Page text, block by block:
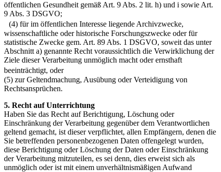
öffentlichen Gesundheit gemäß Art. 9 Abs. 2 lit. h) und i sowie Art.
9 Abs. 3 DSGVO;
(4) für im öffentlichen Interesse liegende Archivzwecke,
wissenschaftliche oder historische Forschungszwecke oder für
statistische Zwecke gem. Art. 89 Abs. 1 DSGVO, soweit das unter
Abschnitt a) genannte Recht voraussichtlich die Verwirklichung der
Ziele dieser Verarbeitung unmöglich macht oder ernsthaft
beeinträchtigt, oder
(5) zur Geltendmachung, Ausübung oder Verteidigung von
Rechtsansprüchen.
5. Recht auf Unterrichtung
Haben Sie das Recht auf Berichtigung, Löschung oder
Einschränkung der Verarbeitung gegenüber dem Verantwortlichen
geltend gemacht, ist dieser verpflichtet, allen Empfängern, denen die
Sie betreffenden personenbezogenen Daten offengelegt wurden,
diese Berichtigung oder Löschung der Daten oder Einschränkung
der Verarbeitung mitzuteilen, es sei denn, dies erweist sich als
unmöglich oder ist mit einem unverhältnismäßigen Aufwand